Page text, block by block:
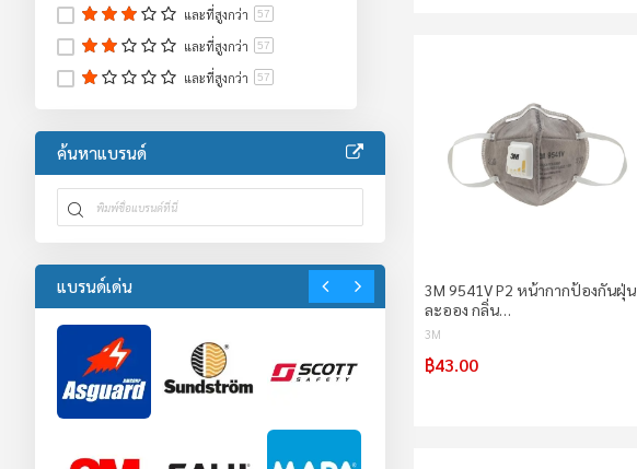
3M 9541V P2 หน้ากากป้องกันฝุ่น
ละออง กลิ่น…
3M
฿43.00
ขวดใส่สารเคมี 4
อ่างล้างตาฉุกเฉิน/ฝักบัวฉุกเฉิน
อะไหล่อ่างล้างตา
ตู้เก็บสารเคมี
ตู้เก็บสารเผาไหม้
ตู้เก็บสารพิษ 1
อะไหล่ตู้เก็บสารเคมี
งานจราจร
อุปกรณ์งานจราจร 23
อุปกรณ์กั้นพื้นที่
งานปฐมพยาบาล
และที่สูงกว่า 57
และที่สูงกว่า 57
และที่สูงกว่า 57
ค้นหาแบรนด์
แบรนด์เด่น